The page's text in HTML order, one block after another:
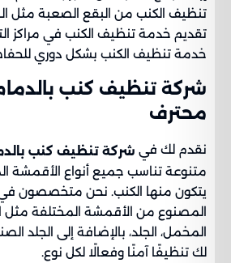
تنظيف الكنب من البقع الصعبة مثل
تقديم خدمة تنظيف الكنب في مراكز
خدمة تنظيف الكنب بشكل دوري
شركة تنظيف كنب
محترف
نقدم لك في شركة تنظيف كنب
متنوعة تناسب جميع أنواع الأقمشة
يتكون منها الكنب. نحن متخصصون
المصنوع من الأقمشة المختلفة مثل
المخمل، الجلد، بالإضافة إلى الجلد
لك تنظيفًا آمنًا وفعالًا لكل نوع.